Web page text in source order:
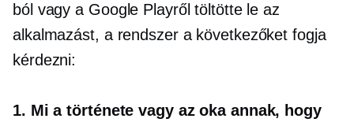
ból vagy a Google Playről töltötte le az
alkalmazást, a rendszer a következőket fogja
kérdezni:
1. Mi a története vagy az oka annak, hogy